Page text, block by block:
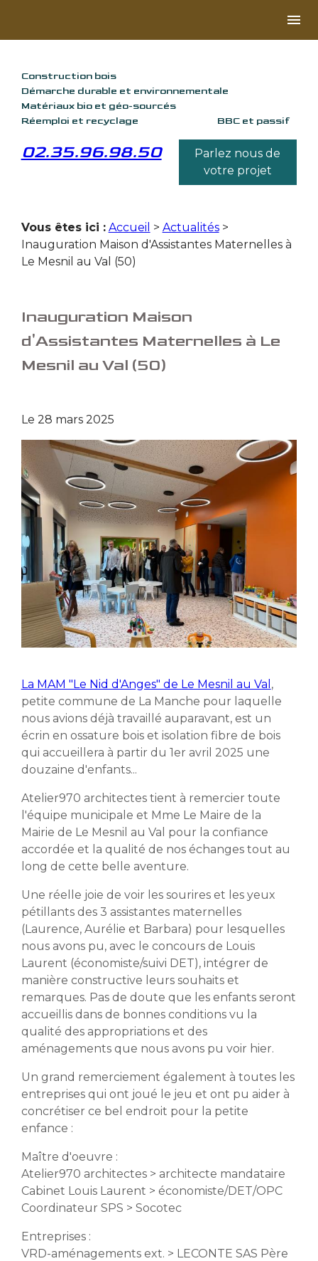
menu
Construction bois
Démarche durable et environnementale
Matériaux bio et géo-sourcés
Réemploi et recyclage
BBC et passif
02.35.96.98.50
Parlez nous de
votre projet
Vous êtes ici : Accueil > Actualités>
Inauguration Maison d'Assistantes Maternelles à
Le Mesnil au Val (50)
Inauguration Maison
d'Assistantes Maternelles à Le
Mesnil au Val (50)
Le 28 mars 2025
La MAM "Le Nid d'Anges" de Le Mesnil au Val ,
petite commune de La Manche pour laquelle
nous avions déjà travaillé auparavant, est un
écrin en ossature bois et isolation fibre de bois
qui accueillera à partir du 1er avril 2025 une
douzaine d'enfants...
Atelier970 architectes tient à remercier toute
l'équipe municipale et Mme Le Maire de la
Mairie de Le Mesnil au Val pour la confiance
accordée et la qualité de nos échanges tout au
long de cette belle aventure.
Une réelle joie de voir les sourires et les yeux
pétillants des 3 assistantes maternelles
(Laurence, Aurélie et Barbara) pour lesquelles
nous avons pu, avec le concours de Louis
Laurent (économiste/suivi DET), intégrer de
manière constructive leurs souhaits et
remarques. Pas de doute que les enfants seront
accueillis dans de bonnes conditions vu la
qualité des appropriations et des
aménagements que nous avons pu voir hier.
Un grand remerciement également à toutes les
entreprises qui ont joué le jeu et ont pu aider à
concrétiser ce bel endroit pour la petite
enfance :
Maître d'oeuvre :
Atelier970 architectes > architecte mandataire
Cabinet Louis Laurent > économiste/DET/OPC
Coordinateur SPS > Socotec
Entreprises :
VRD-aménagements ext. > LECONTE SAS Père